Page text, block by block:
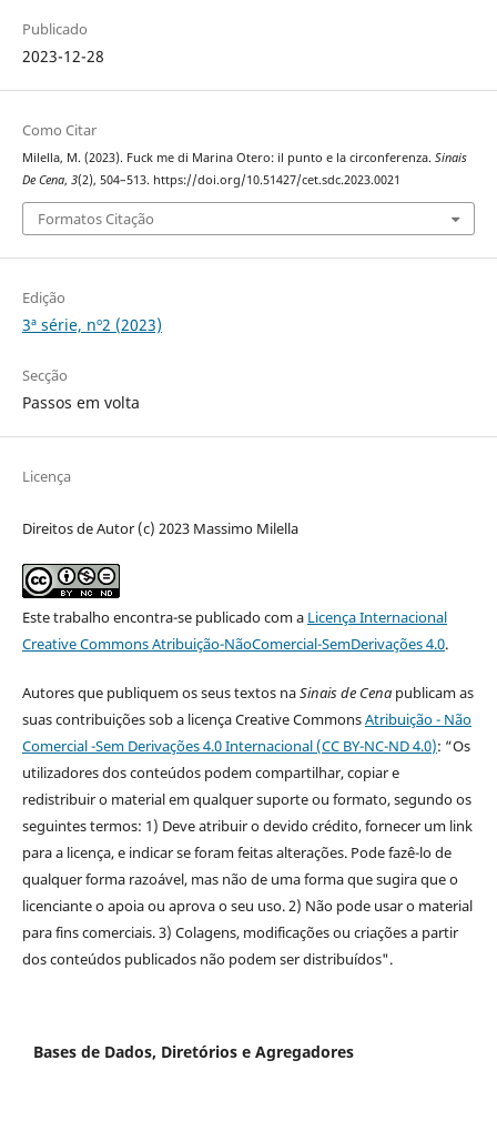
Publicado
2023-12-28
Como Citar
Milella, M. (2023). Fuck me di Marina Otero: il punto e la circonferenza. Sinais
De Cena, 3(2), 504–513. https://doi.org/10.51427/cet.sdc.2023.0021
Formatos Citação
Edição
3ª série, nº2 (2023)
Secção
Passos em volta
Licença
Direitos de Autor (c) 2023 Massimo Milella
Este trabalho encontra-se publicado com a Licença Internacional
Creative Commons Atribuição-NãoComercial-SemDerivações 4.0.
Autores que publiquem os seus textos naSinais de Cenapublicam as
suas contribuições sob a licença Creative CommonsAtribuição - Não
Comercial -Sem Derivações 4.0 Internacional (CC BY-NC-ND 4.0): “Os
utilizadores dos conteúdos podem compartilhar, copiar e
redistribuir o material em qualquer suporte ou formato, segundo os
seguintes termos: 1) Deve atribuir o devido crédito, fornecer um link
para a licença, e indicar se foram feitas alterações. Pode fazê-lo de
qualquer forma razoável, mas não de uma forma que sugira que o
licenciante o apoia ou aprova o seu uso. 2) Não pode usar o material
para fins comerciais. 3) Colagens, modificações ou criações a partir
dos conteúdos publicados não podem ser distribuídos".
Bases de Dados, Diretórios e Agregadores